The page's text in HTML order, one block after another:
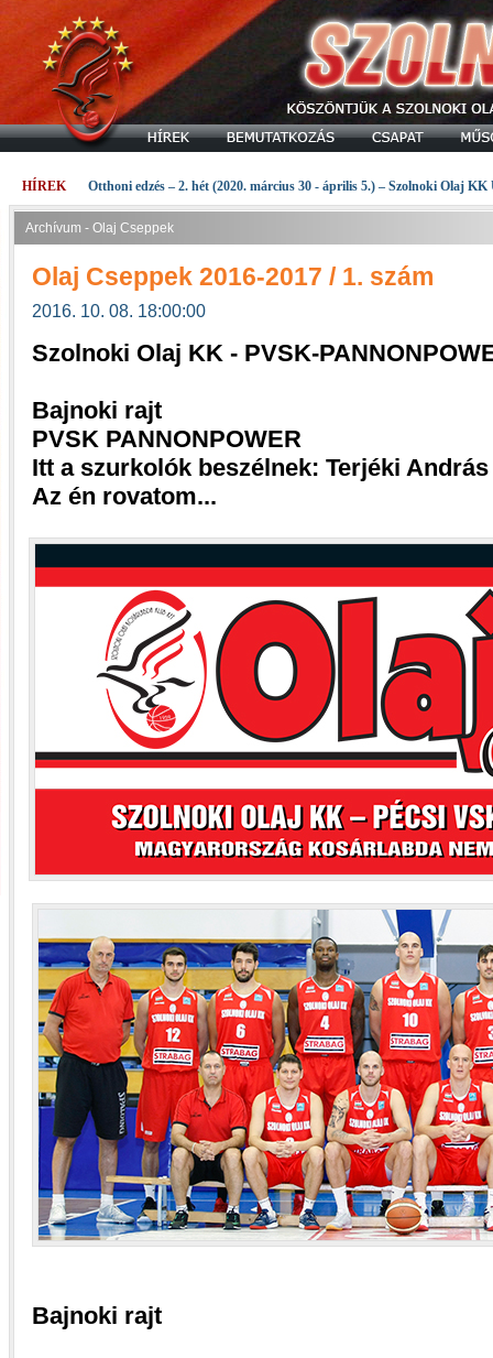
HÍREK Otthoni edzés – 2. hét (2020. március 30 - április 5.) – Szolnoki Olaj KK
Archívum - Olaj Cseppek
Olaj Cseppek 2016-2017 / 1. szám
2016. 10. 08. 18:00:00
Szolnoki Olaj KK - PVSK-
Bajnoki rajt
PVSK PANNONPOWER
Itt a szurkolók beszélnek: Terjéki András
Az én rovatom...
Bajnoki rajt